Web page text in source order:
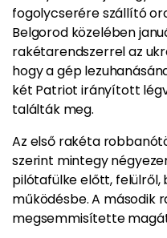
fogolycserére szállító
Belgorod közelében
rakétarendszerrel az
hogy a gép
két Patriot irányított
találták meg.
Az első rakéta
szerint mintegy
pilótafülke előtt,
működésbe. A második
megsemmisítette